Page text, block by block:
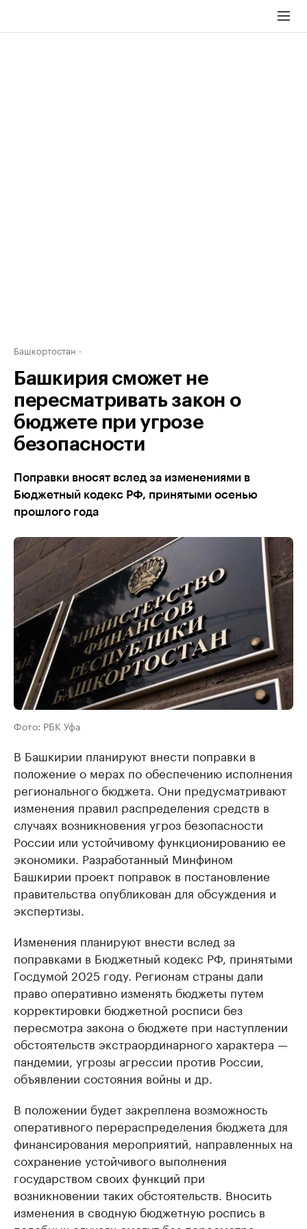
Башкортостан
Башкирия сможет не
пересматривать закон о
бюджете при угрозе
безопасности
Поправки вносят вслед за изменениями в
Бюджетный кодекс РФ, принятыми осенью
прошлого года
Фото: РБК Уфа
В Башкирии планируют внести поправки в
положение о мерах по обеспечению исполнения
регионального бюджета. Они предусматривают
изменения правил распределения средств в
случаях возникновения угроз безопасности
России или устойчивому функционированию ее
экономики. Разработанный Минфином
Башкирии проект поправок в постановление
правительства опубликован для обсуждения и
экспертизы.
Изменения планируют внести вслед за
поправками в Бюджетный кодекс РФ, принятыми
Госдумой 2025 году. Регионам страны дали
право оперативно изменять бюджеты путем
корректировки бюджетной росписи без
пересмотра закона о бюджете при наступлении
обстоятельств экстраординарного характера —
пандемии, угрозы агрессии против России,
объявлении состояния войны и др.
В положении будет закреплена возможность
оперативного перераспределения бюджета для
финансирования мероприятий, направленных на
сохранение устойчивого выполнения
государством своих функций при
возникновении таких обстоятельств. Вносить
изменения в сводную бюджетную роспись в